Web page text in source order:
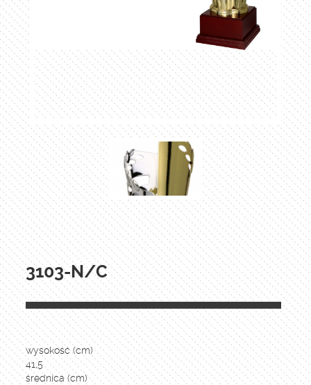
3103-N/C
wysokość (cm)
41,5
średnica (cm)